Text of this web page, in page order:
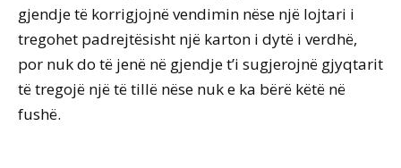
gjendje të korrigjojnë vendimin nëse një lojtari i
tregohet padrejtësisht një karton i dytë i verdhë,
por nuk do të jenë në gjendje t’i sugjerojnë gjyqtarit
të tregojë një të tillë nëse nuk e ka bërë këtë në
fushë.